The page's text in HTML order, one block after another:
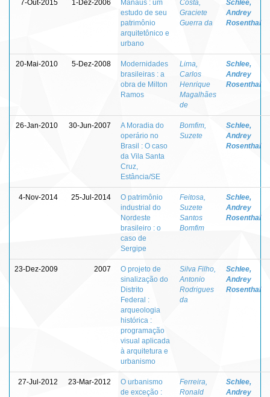
7-Out-2015 1-Dez-2006
Manaus : um
estudo de seu
patrimônio
arquitetônico e
urbano
Costa,
Graciete
Guerra da
Schlee,
Andrey
Rosenthal
20-Mai-2010 5-Dez-2008
Modernidades
brasileiras : a
obra de Milton
Ramos
Lima,
Carlos
Henrique
Magalhães
de
Schlee,
Andrey
Rosenthal
26-Jan-2010 30-Jun-2007
A Moradia do
operário no
Brasil : O caso
da Vila Santa
Cruz,
Estância/SE
Bomfim,
Suzete
Schlee,
Andrey
Rosenthal
4-Nov-2014 25-Jul-2014
O patrimônio
industrial do
Nordeste
brasileiro : o
caso de
Sergipe
Feitosa,
Suzete
Santos
Bomfim
Schlee,
Andrey
Rosenthal
23-Dez-2009 2007
O projeto de
sinalização do
Distrito
Federal :
arqueologia
histórica :
programação
visual aplicada
à arquitetura e
urbanismo
Silva Filho,
Antonio
Rodrigues
da
Schlee,
Andrey
Rosenthal
27-Jul-2012 23-Mar-2012
O urbanismo
de exceção :
Ferreira,
Ronald
Schlee,
Andrey